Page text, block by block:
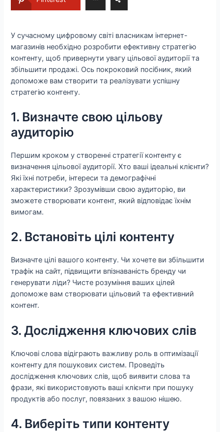
У сучасному цифровому світі власникам інтернет-
магазинів необхідно розробити ефективну стратегію
контенту, щоб привернути увагу цільової аудиторії та
збільшити продажі. Ось покроковий посібник, який
допоможе вам створити та реалізувати успішну
стратегію контенту.
1. Визначте свою цільову
аудиторію
Першим кроком у створенні стратегії контенту є
визначення цільової аудиторії. Хто ваші ідеальні клієнти?
Які їхні потреби, інтереси та демографічні
характеристики? Зрозумівши свою аудиторію, ви
зможете створювати контент, який відповідає їхнім
вимогам.
2. Встановіть цілі контенту
Визначте цілі вашого контенту. Чи хочете ви збільшити
трафік на сайт, підвищити впізнаваність бренду чи
генерувати ліди? Чисте розуміння ваших цілей
допоможе вам створювати цільовий та ефективний
контент.
3. Дослідження ключових слів
Ключові слова відіграють важливу роль в оптимізації
контенту для пошукових систем. Проведіть
дослідження ключових слів, щоб виявити слова та
фрази, які використовують ваші клієнти при пошуку
продуктів або послуг, повязаних з вашою нішею.
4. Виберіть типи контенту